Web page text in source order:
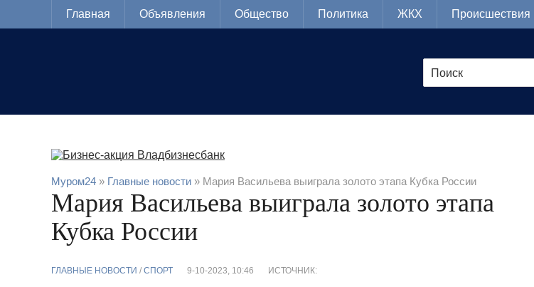
Главная Объявления Общество Политика ЖКХ Происшествия
Муром24 » Главные новости » Мария Васильева выиграла золото этапа Кубка России
Мария Васильева выиграла золото этапа
Кубка России
ГЛАВНЫЕ НОВОСТИ / CПОРТ 9-10-2023, 10:46 ИСТОЧНИК: